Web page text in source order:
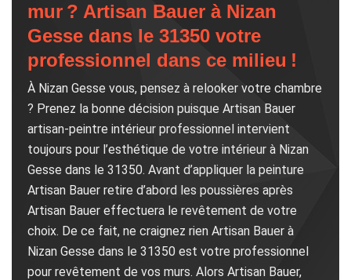
mur ? Artisan Bauer à Nizan
Gesse dans le 31350 votre
professionnel dans ce milieu !
À Nizan Gesse vous, pensez à relooker votre chambre
? Prenez la bonne décision puisque Artisan Bauer
artisan-peintre intérieur professionnel intervient
toujours pour l’esthétique de votre intérieur à Nizan
Gesse dans le 31350. Avant d’appliquer la peinture
Artisan Bauer retire d’abord les poussières après
Artisan Bauer effectuera le revêtement de votre
choix. De ce fait, ne craignez rien Artisan Bauer à
Nizan Gesse dans le 31350 est votre professionnel
pour revêtement de vos murs. Alors Artisan Bauer,